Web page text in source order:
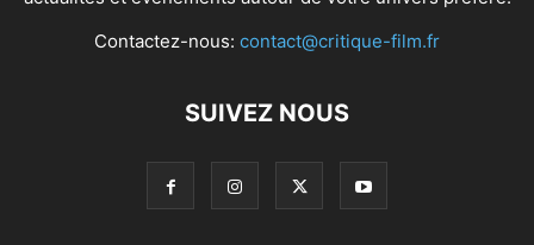
Contactez-nous: contact@critique-film.fr
SUIVEZ NOUS